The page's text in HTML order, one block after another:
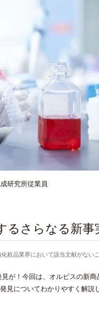
研究所従業員
さらなる新事
品業界において該当文献がない
見が！今回は、オルビスの
についてわかりやすく解説